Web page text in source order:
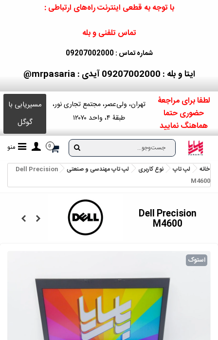
با توجه به قطعی اینترنت راه‌های ارتباطی :
تماس تلفنی و بله
شماره تماس : 09207002000
ایتا و بله : 09207002000 آیدی : mrpasaria@
لطفا برای مراجعۀ
حضوری حتما
هماهنگ نمایید
تهران، ولی‌عصر، مجتمع تجاری نور،
طبقۀ ۴، واحد ۱۲۰۷۰
مسیریابی با
گوگل
0 منو
خانه لپ تاپ نوع کاربری لپ تاپ مهندسی و صنعتی
Dell Precision
M4600
Dell Precision
M4600
استوک